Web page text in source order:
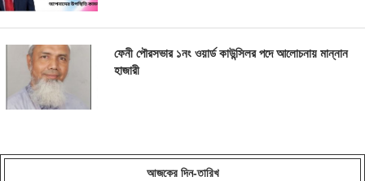
ফেনী পৌরসভার ১নং ওয়ার্ড কাউন্সিলর পদে আলোচনায় মান্নান
হাজারী
আজকের দিন-তারিখ